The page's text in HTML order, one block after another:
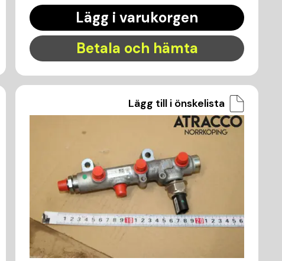
Lägg i varukorgen
Betala och hämta
Lägg till i önskelista